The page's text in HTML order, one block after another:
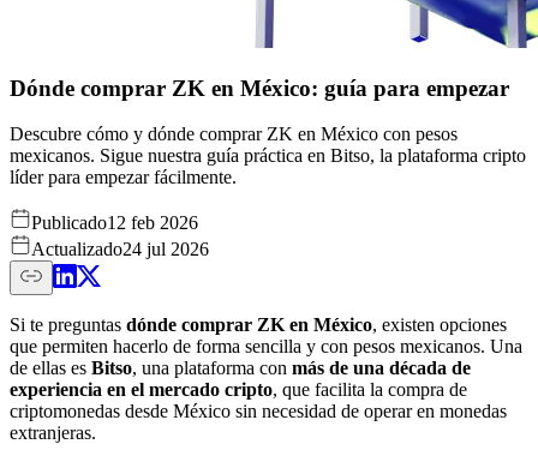
Dónde comprar ZK en México: guía para empezar
Descubre cómo y dónde comprar ZK en México con pesos
mexicanos. Sigue nuestra guía práctica en Bitso, la plataforma cripto
líder para empezar fácilmente.
Publicado12 feb 2026
Actualizado24 jul 2026
Si te preguntas dónde comprar ZK en México, existen opciones
que permiten hacerlo de forma sencilla y con pesos mexicanos. Una
de ellas es Bitso, una plataforma con más de una década de
experiencia en el mercado cripto, que facilita la compra de
criptomonedas desde México sin necesidad de operar en monedas
extranjeras.